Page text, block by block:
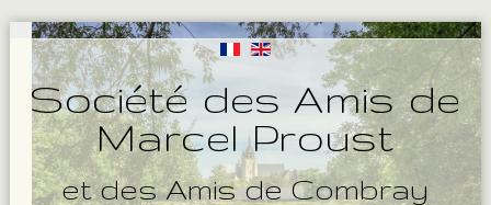
Société des Amis de
Marcel Proust
et des Amis de Combray